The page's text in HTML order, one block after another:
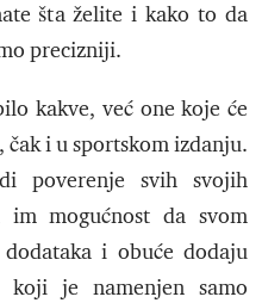
šta želite i kako to da
precizniji.
kakve, već one koje će
i u sportskom izdanju.
poverenje svih svojih
im mogućnost da svom
i obuće dodaju
je namenjen samo